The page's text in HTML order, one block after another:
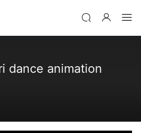
dance animation
18:00:23